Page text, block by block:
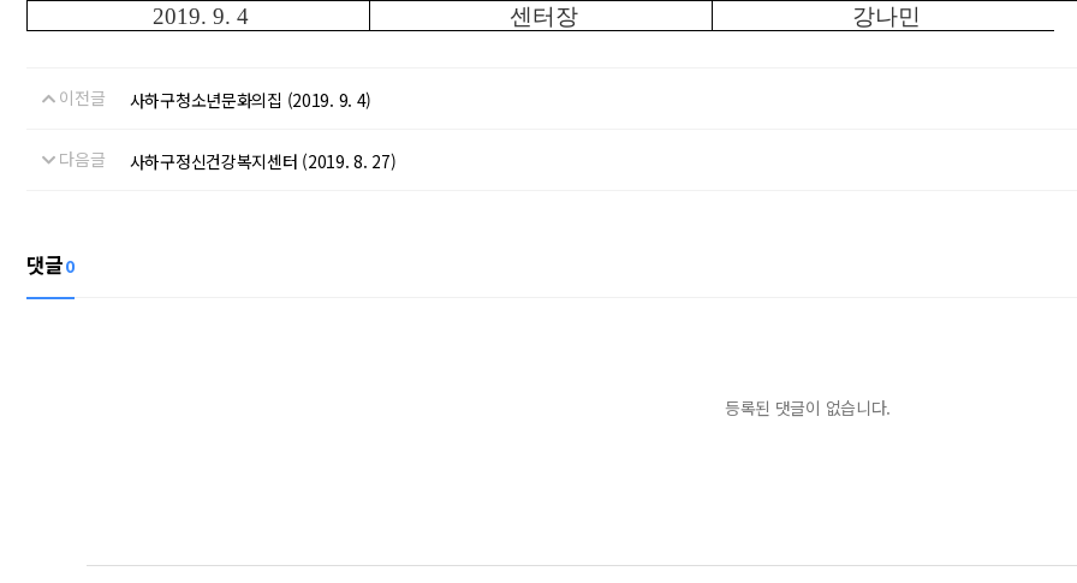
2019. 9. 4
센터장 강나민
이전글 사하구청소년문화의집 (2019. 9. 4)
다음글 사하구정신건강복지센터 (2019. 8. 27)
댓글0
등록된 댓글이 없습니다.